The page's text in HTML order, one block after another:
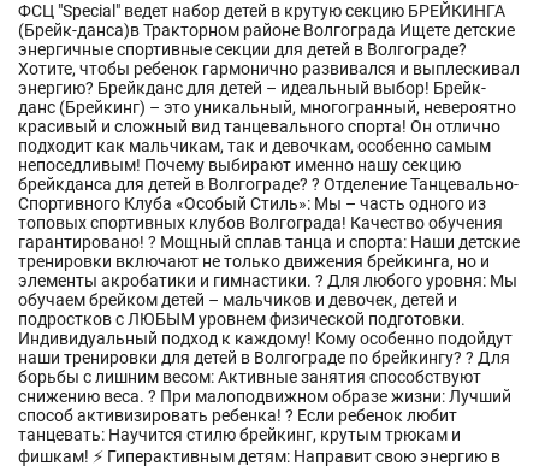
ФСЦ "Special" ведет набор детей в крутую секцию БРЕЙКИНГА
(Брейк-данса)в Тракторном районе Волгограда Ищете детские
энергичные спортивные секции для детей в Волгограде?
Хотите, чтобы ребенок гармонично развивался и выплескивал
энергию? Брейкданс для детей – идеальный выбор! Брейк-
данс (Брейкинг) – это уникальный, многогранный, невероятно
красивый и сложный вид танцевального спорта! Он отлично
подходит как мальчикам, так и девочкам, особенно самым
непоседливым! Почему выбирают именно нашу секцию
брейкданса для детей в Волгограде? ? Отделение Танцевально-
Спортивного Клуба «Особый Стиль»: Мы – часть одного из
топовых спортивных клубов Волгограда! Качество обучения
гарантировано! ? Мощный сплав танца и спорта: Наши детские
тренировки включают не только движения брейкинга, но и
элементы акробатики и гимнастики. ? Для любого уровня: Мы
обучаем брейком детей – мальчиков и девочек, детей и
подростков с ЛЮБЫМ уровнем физической подготовки.
Индивидуальный подход к каждому! Кому особенно подойдут
наши тренировки для детей в Волгограде по брейкингу? ? Для
борьбы с лишним весом: Активные занятия способствуют
снижению веса. ? При малоподвижном образе жизни: Лучший
способ активизировать ребенка! ? Если ребенок любит
танцевать: Научится стилю брейкинг, крутым трюкам и
фишкам! ⚡️ Гиперактивным детям: Направит свою энергию в